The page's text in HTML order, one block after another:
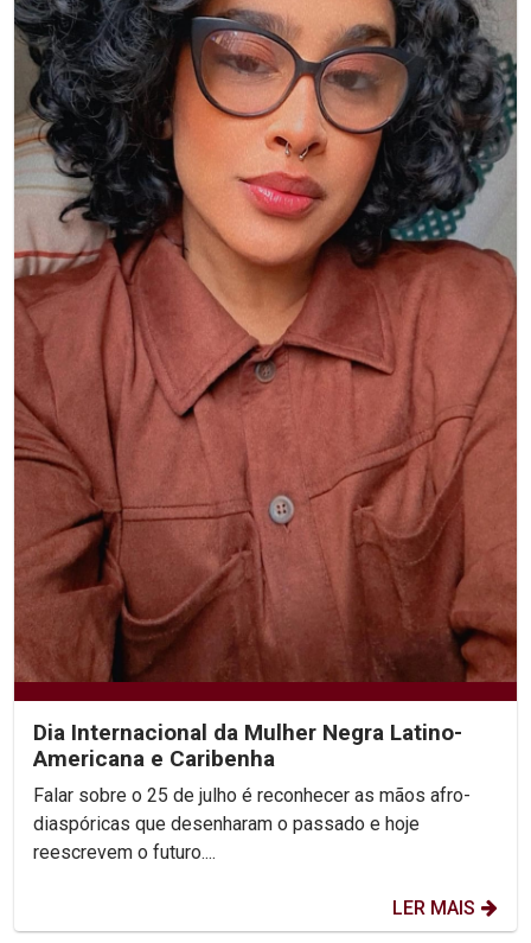
Dia Internacional da Mulher Negra Latino-
Americana e Caribenha
Falar sobre o 25 de julho é reconhecer as mãos afro-
diaspóricas que desenharam o passado e hoje
reescrevem o futuro....
LER MAIS